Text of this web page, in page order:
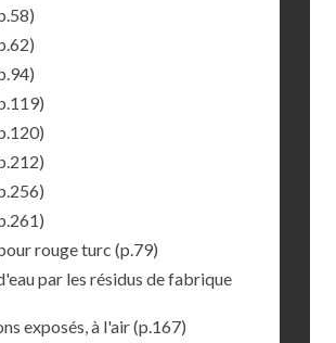
rouge turc (p.79)
par les résidus de fabrique
exposés, à l'air(p.167)